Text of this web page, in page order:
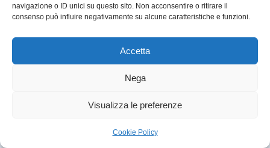
navigazione o ID unici su questo sito. Non acconsentire o ritirare il
consenso può influire negativamente su alcune caratteristiche e funzioni.
Accetta
Nega
Visualizza le preferenze
Cookie Policy
Siniscola
Cantiere comunale Aritzo. Info nel CPI
di Sorgono
Cantiere Comune Selegas. Info nel CPI
di Senorbì
ALGHERO. 1 Aiuto installatore di infissi
Un’azienda cerca per la sede di Alghero 1